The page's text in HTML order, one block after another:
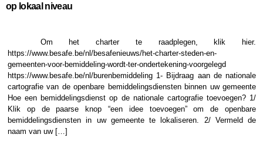
op lokaal niveau
Om het charter te raadplegen, klik hier.
https://www.besafe.be/nl/besafenieuws/het-charter-steden-en-
gemeenten-voor-bemiddeling-wordt-ter-ondertekening-voorgelegd
https://www.besafe.be/nl/burenbemiddeling 1- Bijdraag aan de nationale
cartografie van de openbare bemiddelingsdiensten binnen uw gemeente
Hoe een bemiddelingsdienst op de nationale cartografie toevoegen? 1/
Klik op de paarse knop “een idee toevoegen” om de openbare
bemiddelingsdiensten in uw gemeente te lokaliseren. 2/ Vermeld de
naam van uw […]